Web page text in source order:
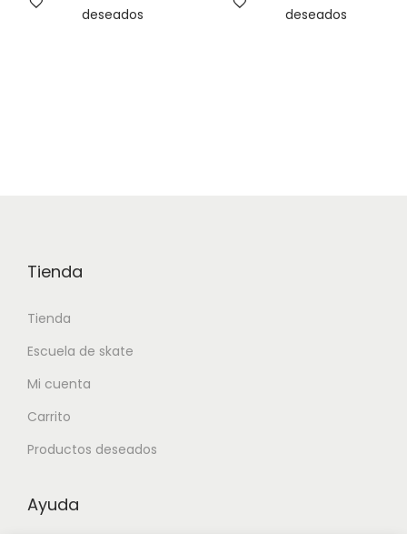
deseados
deseados
Tienda
Tienda
Escuela de skate
Mi cuenta
Carrito
Productos deseados
Ayuda